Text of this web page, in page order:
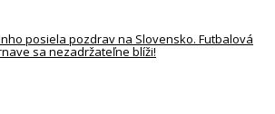
posiela pozdrav na Slovensko. Futbalová
sa nezadržateľne blíži!